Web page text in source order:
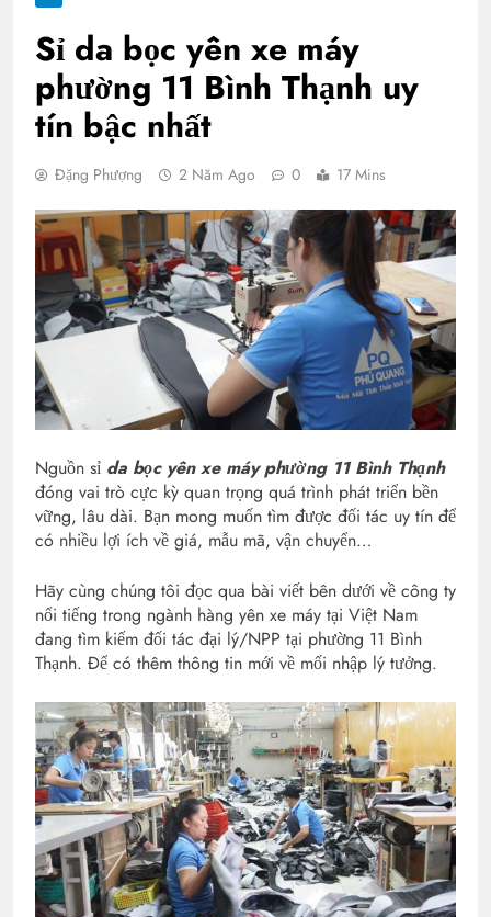
Sỉ da bọc yên xe máy
phường 11 Bình Thạnh uy
tín bậc nhất
Đặng Phượng 2 Năm Ago 0 17 Mins
Nguồn sỉ da bọc yên xe máy phường 11 Bình Thạnh
đóng vai trò cực kỳ quan trọng quá trình phát triển bền
vững, lâu dài. Bạn mong muốn tìm được đối tác uy tín để
có nhiều lợi ích về giá, mẫu mã, vận chuyển…
Hãy cùng chúng tôi đọc qua bài viết bên dưới về công ty
nổi tiếng trong ngành hàng yên xe máy tại Việt Nam
đang tìm kiếm đối tác đại lý/NPP tại phường 11 Bình
Thạnh. Để có thêm thông tin mới về mối nhập lý tưởng.